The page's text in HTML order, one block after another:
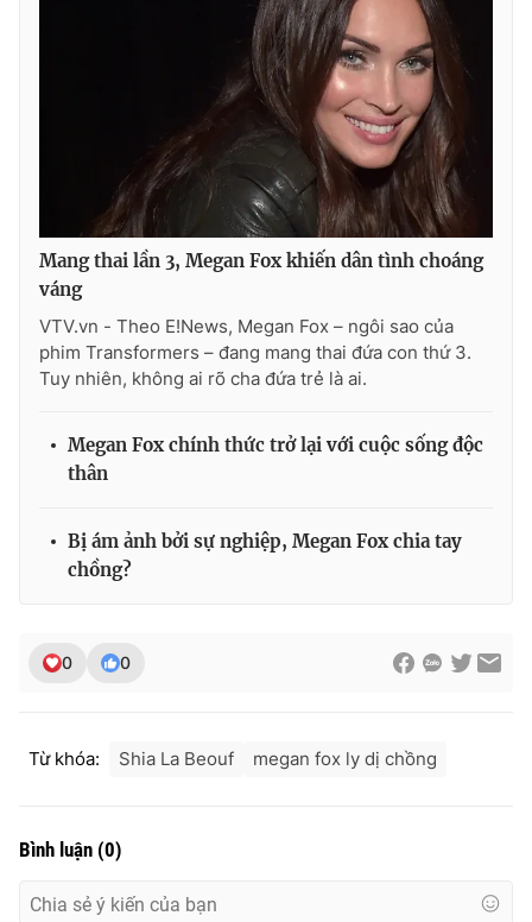
Theo dõi báo trên
Cơ quan chủ quản:
Cơ quan báo chí:Thời báo VTV
Giấy phép hoạt động báo in và báo điện tử số 483/GP-BTTTT
cấp ngày 29/12/2023
Phó Tổng Biên tập:Nguyễn Thị Mỹ Hạnh, Phạm Quốc Thắng,
Nguyễn Trọng Ninh
Ðiện thoại Thời báo VTV:024.66 897 897
Email:toasoan@vtv.vn
Mang thai lần 3, Megan Fox khiến dân tình choáng
váng
VTV.vn - Theo E!News, Megan Fox – ngôi sao của
phim Transformers – đang mang thai đứa con thứ 3.
Tuy nhiên, không ai rõ cha đứa trẻ là ai.
Megan Fox chính thức trở lại với cuộc sống độc
thân
Bị ám ảnh bởi sự nghiệp, Megan Fox chia tay
chồng?
0 0
Từ khóa: Shia La Beouf megan fox ly dị chồng
Bình luận (0)